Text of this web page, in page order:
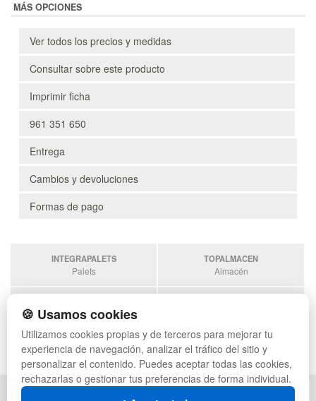
MÁS OPCIONES
Ver todos los precios y medidas
Consultar sobre este producto
Imprimir ficha
961 351 650
Entrega
Cambios y devoluciones
Formas de pago
INTEGRAPALETS
Palets
TOPALMACEN
Almacén
Sobrantes
ESTANTERIASKIT
Estanterias
🍪 Usamos cookies
Utilizamos cookies propias y de terceros para mejorar tu
experiencia de navegación, analizar el tráfico del sitio y
personalizar el contenido. Puedes aceptar todas las cookies,
rechazarlas o gestionar tus preferencias de forma individual.